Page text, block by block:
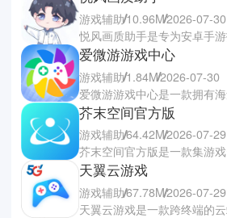
游戏辅助10.96M2026-07-30
爱微游游戏中心
游戏辅助1.84M2026-07-30
芥末空间官方版
游戏辅助64.42M2026-07-29
天翼云游戏
游戏辅助67.78M2026-07-29